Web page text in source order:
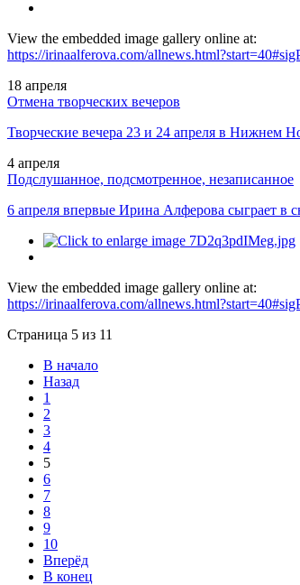
View the embedded image gallery online at:
https://irinaalferova.com/
18 апреля
Отмена творческих вечеров
Творческие вечера 23 и 24 апреля в
4 апреля
Подслушанное, подсмотренное, незаписанное
6 апреля впервые Ирина Алферова сыграет в
View the embedded image gallery online at:
https://irinaalferova.com/
Страница 5 из 11
В начало
Назад
1
2
3
4
5
6
7
8
9
10
Вперёд
В конец